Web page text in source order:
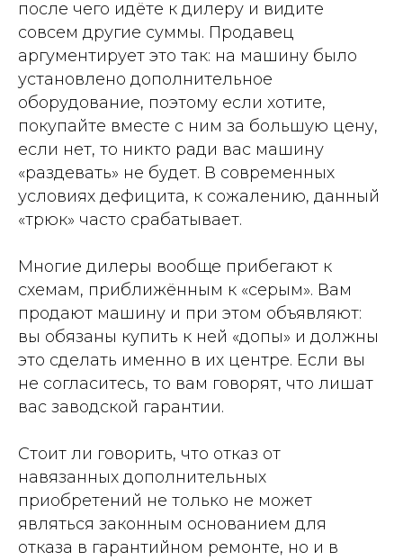
после чего идёте к дилеру и видите
совсем другие суммы. Продавец
аргументирует это так: на машину было
установлено дополнительное
оборудование, поэтому если хотите,
покупайте вместе с ним за большую цену,
если нет, то никто ради вас машину
«раздевать» не будет. В современных
условиях дефицита, к сожалению, данный
«трюк» часто срабатывает.
Многие дилеры вообще прибегают к
схемам, приближённым к «серым». Вам
продают машину и при этом объявляют:
вы обязаны купить к ней «допы» и должны
это сделать именно в их центре. Если вы
не согласитесь, то вам говорят, что лишат
вас заводской гарантии.
Стоит ли говорить, что отказ от
навязанных дополнительных
приобретений не только не может
являться законным основанием для
отказа в гарантийном ремонте, но и в